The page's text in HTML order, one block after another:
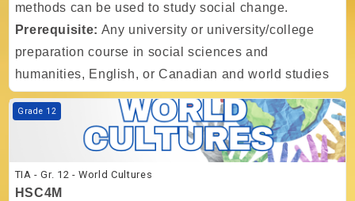
methods can be used to study social change.
Prerequisite: Any university or university/college
preparation course in social sciences and
humanities, English, or Canadian and world studies
Kurs Görseli TIA - Gr. 12 - World Cultures
Grade 12
TIA - Gr. 12 - World Cultures
HSC4M